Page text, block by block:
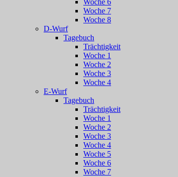
Woche 6
Woche 7
Woche 8
D-Wurf
Tagebuch
Trächtigkeit
Woche 1
Woche 2
Woche 3
Woche 4
E-Wurf
Tagebuch
Trächtigkeit
Woche 1
Woche 2
Woche 3
Woche 4
Woche 5
Woche 6
Woche 7